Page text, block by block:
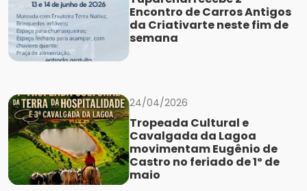
Encontro de Carros Antigos
da Criativarte neste fim de
semana
24/04/2026
Tropeada Cultural e
Cavalgada da Lagoa
movimentam Eugênio de
Castro no feriado de 1º de
maio